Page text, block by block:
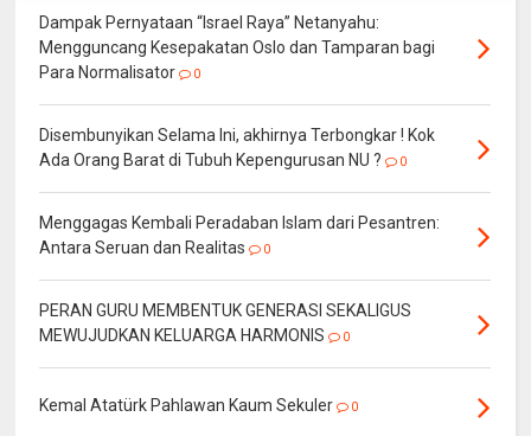
Dampak Pernyataan “Israel Raya” Netanyahu:
Mengguncang Kesepakatan Oslo dan Tamparan bagi
Para Normalisator
0
Disembunyikan Selama Ini, akhirnya Terbongkar ! Kok
Ada Orang Barat di Tubuh Kepengurusan NU ?
0
Menggagas Kembali Peradaban Islam dari Pesantren:
Antara Seruan dan Realitas
0
PERAN GURU MEMBENTUK GENERASI SEKALIGUS
MEWUJUDKAN KELUARGA HARMONIS
0
Kemal Atatürk Pahlawan Kaum Sekuler 0